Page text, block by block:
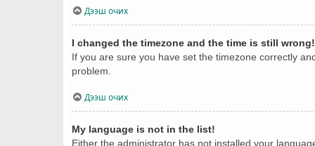
Дээш очих
I changed the timezone and the time is still wrong!
If you are sure you have set the timezone correctly
problem.
Дээш очих
My language is not in the list!
Either the administrator has not installed your